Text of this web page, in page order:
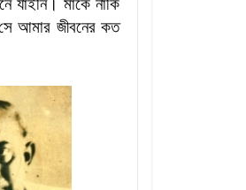
যাইনি। মাকে নাকি
আমার জীবনের কত